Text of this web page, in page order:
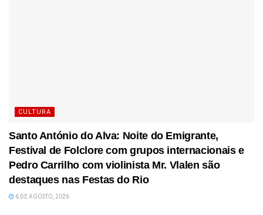
CULTURA
Santo António do Alva: Noite do Emigrante,
Festival de Folclore com grupos internacionais e
Pedro Carrilho com violinista Mr. Vlalen são
destaques nas Festas do Rio
6 DE AGOSTO, 2026